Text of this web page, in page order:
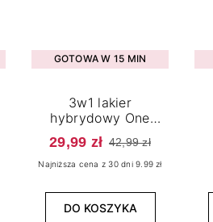
GOTOWA W 15 MIN
3w1 lakier
hybrydowy One
Coconut Milk 02 7,2
ml
29,99 zł 42,99 zł
Najniższa cena z 30 dni 9.99 zł
DO KOSZYKA